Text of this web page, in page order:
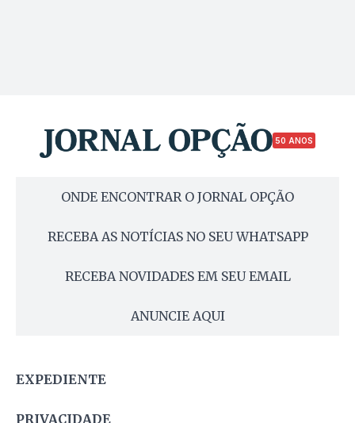
50 ANOS
ONDE ENCONTRAR O JORNAL OPÇÃO
RECEBA AS NOTÍCIAS NO SEU WHATSAPP
RECEBA NOVIDADES EM SEU EMAIL
ANUNCIE AQUI
EXPEDIENTE
PRIVACIDADE